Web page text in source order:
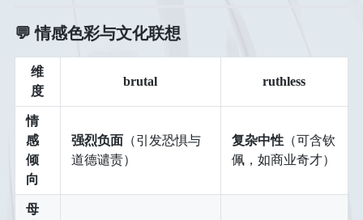
💬情感色彩与文化联想
维
度
brutal ruthless
情
感
倾
向
强烈负面（引发恐惧与
道德谴责）
复杂中性（可含钦
佩，如商业奇才）
母